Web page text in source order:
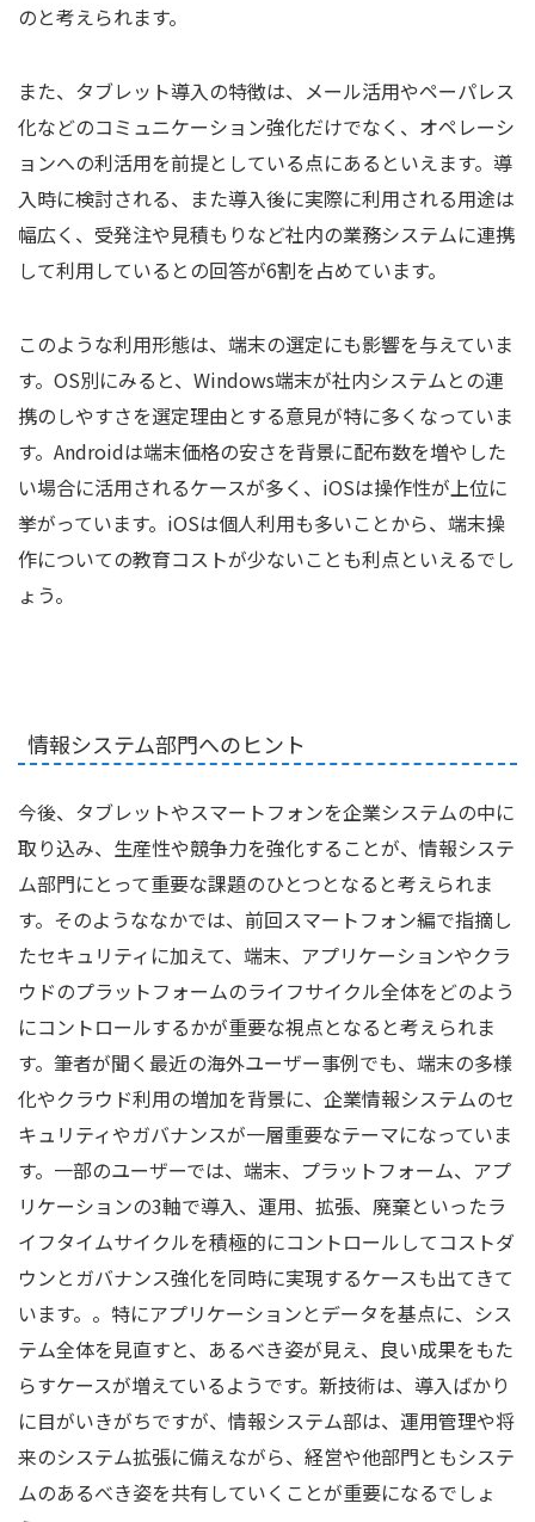
のと考えられます。
また、タブレット導入の特徴は、メール活用やペーパレス
化などのコミュニケーション強化だけでなく、オペレーシ
ョンへの利活用を前提としている点にあるといえます。導
入時に検討される、また導入後に実際に利用される用途は
幅広く、受発注や見積もりなど社内の業務システムに連携
して利用しているとの回答が6割を占めています。
このような利用形態は、端末の選定にも影響を与えていま
す。OS別にみると、Windows端末が社内システムとの連
携のしやすさを選定理由とする意見が特に多くなっていま
す。Androidは端末価格の安さを背景に配布数を増やした
い場合に活用されるケースが多く、iOSは操作性が上位に
挙がっています。iOSは個人利用も多いことから、端末操
作についての教育コストが少ないことも利点といえるでし
ょう。
情報システム部門へのヒント
今後、タブレットやスマートフォンを企業システムの中に
取り込み、生産性や競争力を強化することが、情報システ
ム部門にとって重要な課題のひとつとなると考えられま
す。そのようななかでは、前回スマートフォン編で指摘し
たセキュリティに加えて、端末、アプリケーションやクラ
ウドのプラットフォームのライフサイクル全体をどのよう
にコントロールするかが重要な視点となると考えられま
す。筆者が聞く最近の海外ユーザー事例でも、端末の多様
化やクラウド利用の増加を背景に、企業情報システムのセ
キュリティやガバナンスが一層重要なテーマになっていま
す。一部のユーザーでは、端末、プラットフォーム、アプ
リケーションの3軸で導入、運用、拡張、廃棄といったラ
イフタイムサイクルを積極的にコントロールしてコストダ
ウンとガバナンス強化を同時に実現するケースも出てきて
います。。特にアプリケーションとデータを基点に、シス
テム全体を見直すと、あるべき姿が見え、良い成果をもた
らすケースが増えているようです。新技術は、導入ばかり
に目がいきがちですが、情報システム部は、運用管理や将
来のシステム拡張に備えながら、経営や他部門ともシステ
ムのあるべき姿を共有していくことが重要になるでしょ